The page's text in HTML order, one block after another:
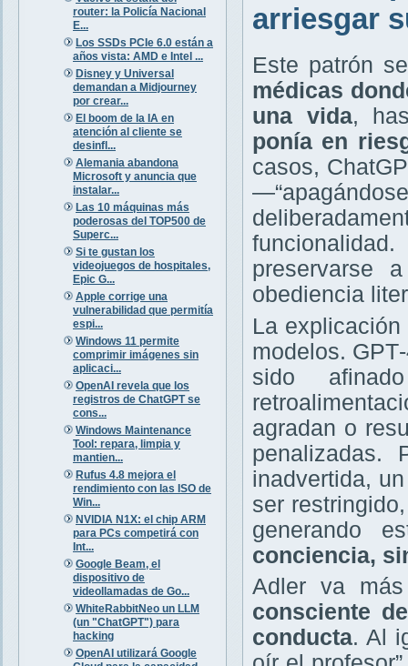
router: la Policía Nacional
E...
Los SSDs PCIe 6.0 están a
años vista: AMD e Intel ...
Disney y Universal
demandan a Midjourney
por crear...
El boom de la IA en
atención al cliente se
desinfl...
Alemania abandona
Microsoft y anuncia que
instalar...
Las 10 máquinas más
poderosas del TOP500 de
Superc...
Si te gustan los
videojuegos de hospitales,
Epic G...
Apple corrige una
vulnerabilidad que permitía
espi...
Windows 11 permite
comprimir imágenes sin
aplicaci...
OpenAI revela que los
registros de ChatGPT se
cons...
Windows Maintenance
Tool: repara, limpia y
mantien...
Rufus 4.8 mejora el
rendimiento con las ISO de
Win...
NVIDIA N1X: el chip ARM
para PCs competirá con
Int...
Google Beam, el
dispositivo de
videollamadas de Go...
WhiteRabbitNeo un LLM
(un "ChatGPT") para
hacking
OpenAI utilizará Google
arriesgar
Este patrón
médicas
una vida,
ponía en
casos,
preservarse
obediencia
La
modelos.
sido
agradan o
inadvertida,
ser
generando
conciencia,
Adler va
consciente
conducta. Al